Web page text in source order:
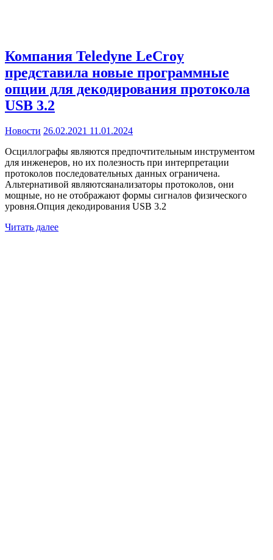
Компания Teledyne LeCroy
представила новые программные
опции для декодирования протокола
USB 3.2
Новости 26.02.2021 11.01.2024
Осциллографы являются предпочтительным инструментом
для инженеров, но их полезность при интерпретации
протоколов последовательных данных ограничена.
Альтернативой являютсяанализаторы протоколов, они
мощные, но не отображают формы сигналов физического
уровня.Опция декодирования USB 3.2
Читать далее